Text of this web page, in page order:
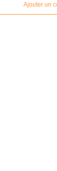
Ajouter un